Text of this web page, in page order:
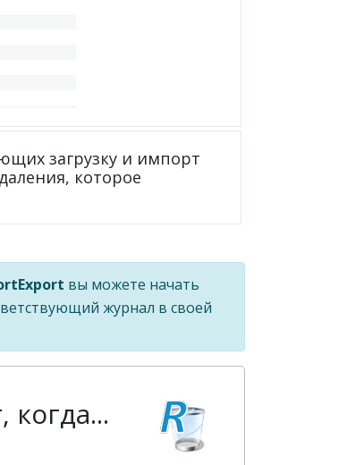
загрузку и импорт
которое
вы можете начать
журнал в своей